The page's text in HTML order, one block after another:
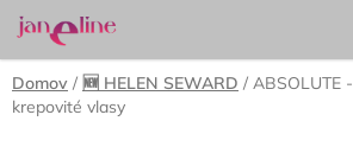
Prejsť
na
obsah
Domov / 🆕 HELEN SEWARD / ABSOLUTE
krepovité vlasy